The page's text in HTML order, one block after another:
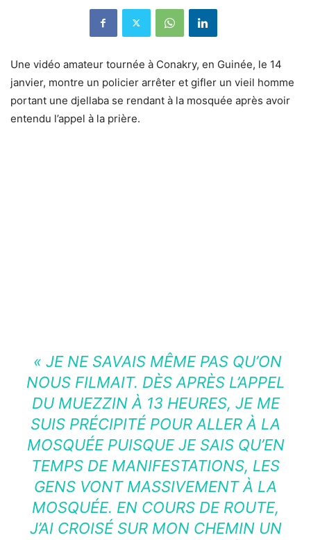
Une vidéo amateur tournée à Conakry, en Guinée, le 14
janvier, montre un policier arrêter et gifler un vieil homme
portant une djellaba se rendant à la mosquée après avoir
entendu l’appel à la prière.
« JE NE SAVAIS MÊME PAS QU’ON
NOUS FILMAIT. DÈS APRÈS L’APPEL
DU MUEZZIN À 13 HEURES, JE ME
SUIS PRÉCIPITÉ POUR ALLER À LA
MOSQUÉE PUISQUE JE SAIS QU’EN
TEMPS DE MANIFESTATIONS, LES
GENS VONT MASSIVEMENT À LA
MOSQUÉE. EN COURS DE ROUTE,
J’AI CROISÉ SUR MON CHEMIN UN